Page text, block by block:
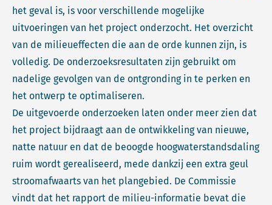
het geval is, is voor verschillende mogelijke
uitvoeringen van het project onderzocht. Het overzicht
van de milieueffecten die aan de orde kunnen zijn, is
volledig. De onderzoeksresultaten zijn gebruikt om
nadelige gevolgen van de ontgronding in te perken en
het ontwerp te optimaliseren.
De uitgevoerde onderzoeken laten onder meer zien dat
het project bijdraagt aan de ontwikkeling van nieuwe,
natte natuur en dat de beoogde hoogwaterstandsdaling
ruim wordt gerealiseerd, mede dankzij een extra geul
stroomafwaarts van het plangebied. De Commissie
vindt dat het rapport de milieu-informatie bevat die